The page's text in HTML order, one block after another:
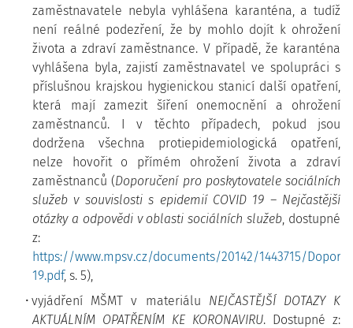
zaměstnavatele nebyla vyhlášena karanténa, a tudíž
není reálné podezření, že by mohlo dojít k ohrožení
života a zdraví zaměstnance. V případě, že karanténa
vyhlášena byla, zajistí zaměstnavatel ve spolupráci s
příslušnou krajskou hygienickou stanicí další opatření,
která mají zamezit šíření onemocnění a ohrožení
zaměstnanců. I v těchto případech, pokud jsou
dodržena všechna protiepidemiologická opatření,
nelze hovořit o přímém ohrožení života a zdraví
zaměstnanců (Doporučení pro poskytovatele sociálních
služeb v souvislosti s epidemií COVID 19 – Nejčastější
otázky a odpovědi v oblasti sociálních služeb, dostupné
z:
https://www.mpsv.cz/documents/20142/1443715/
19.pdf, s. 5),
vyjádření MŠMT v materiálu NEJČASTĚJŠÍ DOTAZY K
AKTUÁLNÍM OPATŘENÍM KE KORONAVIRU. Dostupné z: